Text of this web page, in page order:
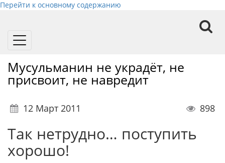
Перейти к основному содержанию
Toggle
Мусульманин не украдёт, не
присвоит, не навредит
12 Март 2011 898
Так нетрудно… поступить
хорошо!